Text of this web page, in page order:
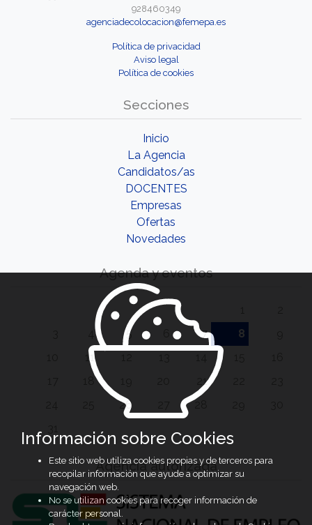
928460349
agenciadecolocacion@femepa.es
Política de privacidad
Aviso legal
Política de cookies
Secciones
Inicio
La Agencia
Candidatos/as
DOCENTES
Empresas
Ofertas
Novedades
Agenda y eventos
5 7 8
11
21
26 28
Agencia autorizada
Información sobre Cookies
Este sitio web utiliza cookies propias y de terceros para
recopilar información que ayude a optimizar su
navegación web.
No se utilizan cookies para recoger información de
carácter personal.